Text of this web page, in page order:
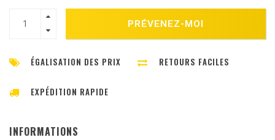
PRÉVENEZ-MOI
ÉGALISATION DES PRIX RETOURS FACILES
EXPÉDITION RAPIDE
INFORMATIONS